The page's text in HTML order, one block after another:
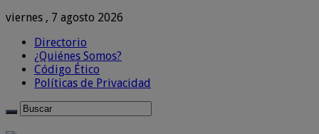
viernes , 7 agosto 2026
Directorio
¿Quiénes Somos?
Código Ético
Políticas de Privacidad